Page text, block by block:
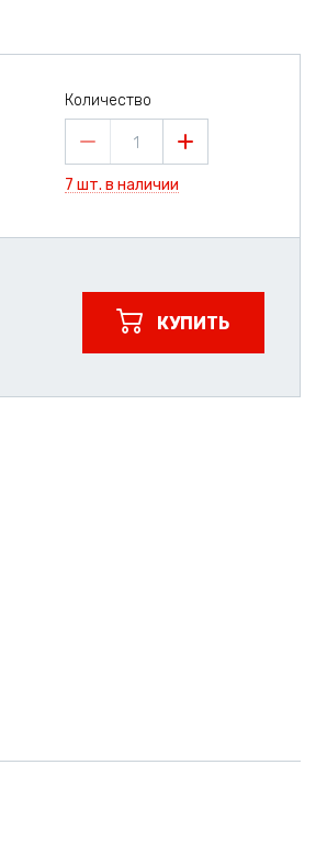
Количество
1
7 шт. в наличии
КУПИТЬ